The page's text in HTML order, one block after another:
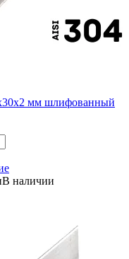
мм шлифованный
В наличии